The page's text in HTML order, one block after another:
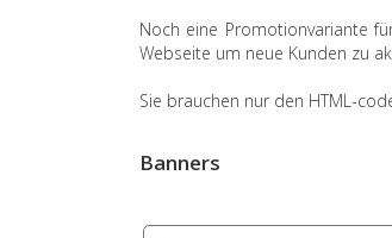
Noch eine Promotionvariante
Webseite um neue Kunden zu
Sie brauchen nur den HTML-
Banners